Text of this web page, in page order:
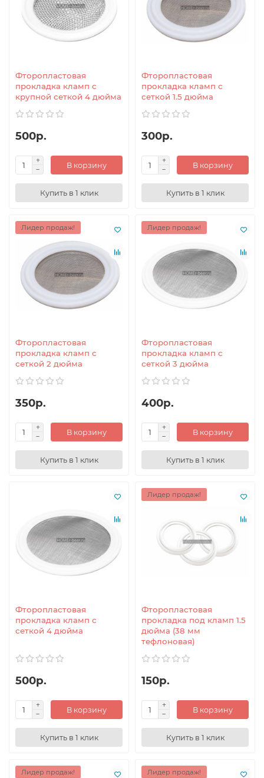
Фторопластовая
прокладка кламп с
крупной сеткой 4 дюйма
500р.
В корзину
Купить в 1 клик
Фторопластовая
прокладка кламп с
сеткой 1.5 дюйма
300р.
В корзину
Купить в 1 клик
Лидер продаж!
Фторопластовая
прокладка кламп с
сеткой 2 дюйма
350р.
В корзину
Купить в 1 клик
Лидер продаж!
Фторопластовая
прокладка кламп с
сеткой 3 дюйма
400р.
В корзину
Купить в 1 клик
Фторопластовая
прокладка кламп с
сеткой 4 дюйма
500р.
В корзину
Купить в 1 клик
Лидер продаж!
Фторопластовая
прокладка под кламп 1.5
дюйма (38 мм
тефлоновая)
150р.
В корзину
Купить в 1 клик
Лидер продаж! Лидер продаж!